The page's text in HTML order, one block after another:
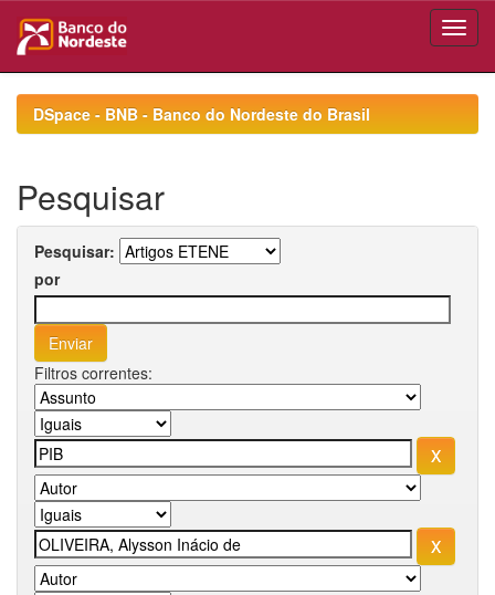
navigationDSpace - BNB - Banco do Nordeste do Brasil
Pesquisar
Pesquisar:
por
Filtros correntes: